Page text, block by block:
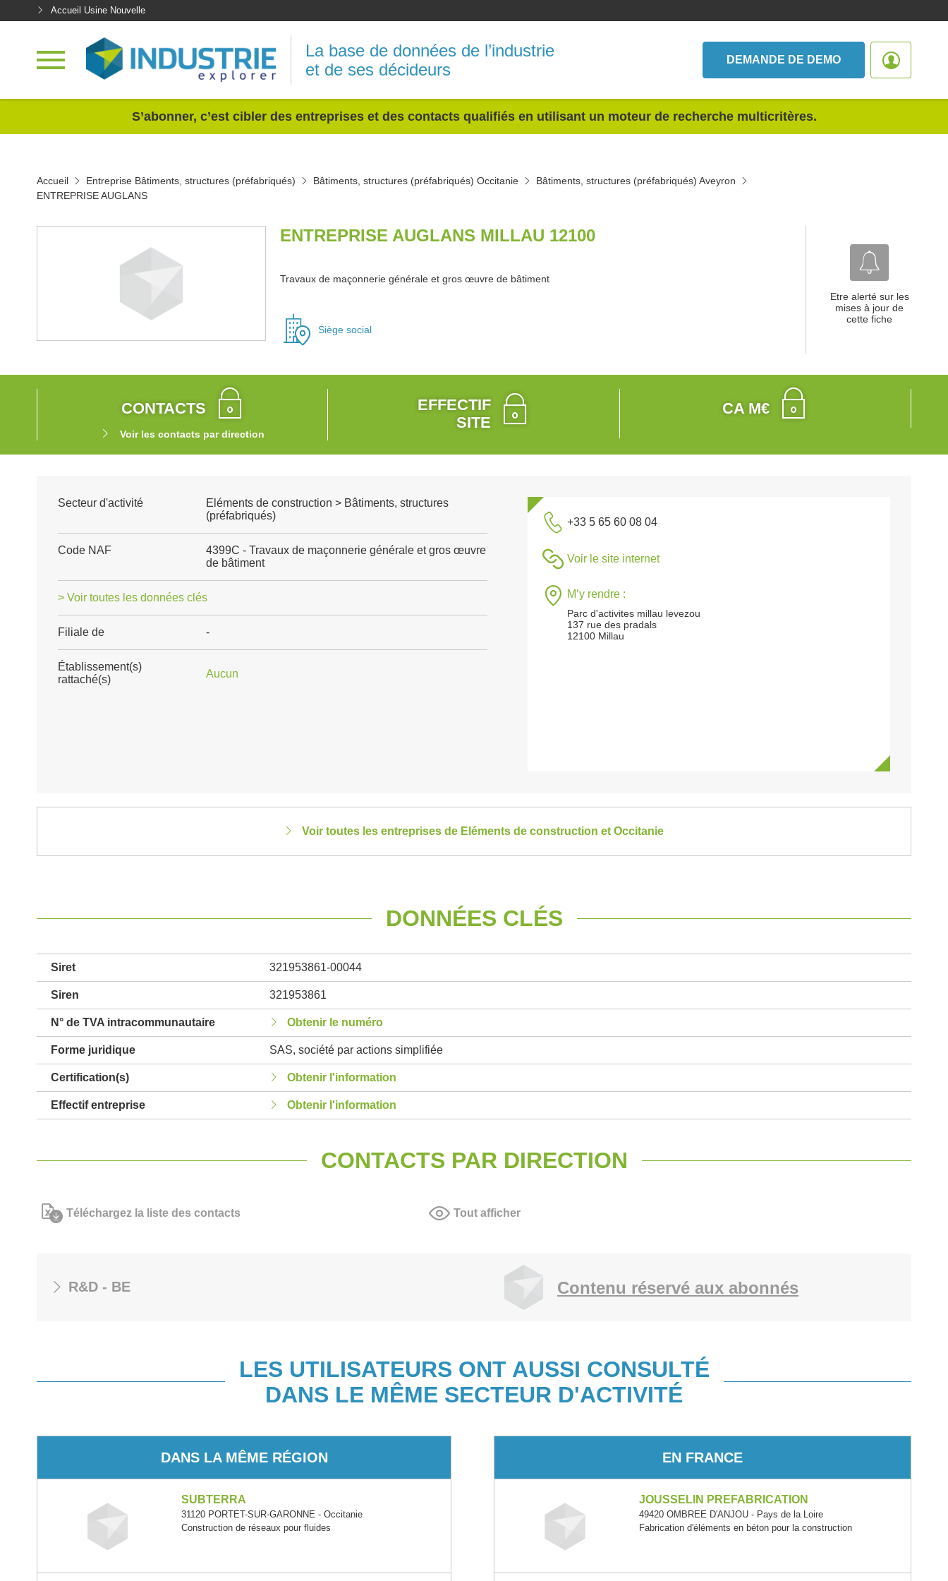
Accueil Usine Nouvelle
La base de données de l’industrie
et de ses décideurs
DEMANDE DE DEMO
S’abonner, c’est cibler des entreprises et des contacts qualifiés en utilisant un moteur de recherche multicritères.
Accueil Entreprise Bâtiments, structures (préfabriqués) Bâtiments, structures (préfabriqués) Occitanie
Bâtiments, structures (préfabriqués) Aveyron
ENTREPRISE AUGLANS
ENTREPRISE AUGLANS MILLAU 12100
Travaux de maçonnerie générale et gros œuvre de bâtiment
Siège social
Etre alerté sur les
mises à jour de
cette fiche
CONTACTS
Voir les contacts par direction
EFFECTIF
SITE
CA M€
Secteur d'activité
Eléments de construction > Bâtiments, structures
(préfabriqués)
Code NAF
4399C - Travaux de maçonnerie générale et gros œuvre
de bâtiment
> Voir toutes les données clés
Filiale de -
Établissement(s)
rattaché(s)
Aucun
+33 5 65 60 08 04
Voir le site internet
M’y rendre :
Parc d'activites millau levezou
137 rue des pradals
12100 Millau
Voir toutes les entreprises de Eléments de construction et Occitanie
DONNÉES CLÉS
Siret 321953861-00044
Siren 321953861
N° de TVA intracommunautaire Obtenir le numéro
Forme juridique SAS, société par actions simplifiée
Certification(s) Obtenir l'information
Effectif entreprise Obtenir l'information
CONTACTS PAR DIRECTION
Téléchargez la liste des contacts Tout afficher
R&D - BE Contenu réservé aux abonnés
LES UTILISATEURS ONT AUSSI CONSULTÉ
DANS LE MÊME SECTEUR D'ACTIVITÉ
DANS LA MÊME RÉGION
SUBTERRA
31120 PORTET-SUR-GARONNE - Occitanie
Construction de réseaux pour fluides
EN FRANCE
JOUSSELIN PREFABRICATION
49420 OMBREE D'ANJOU - Pays de la Loire
Fabrication d'éléments en béton pour la construction